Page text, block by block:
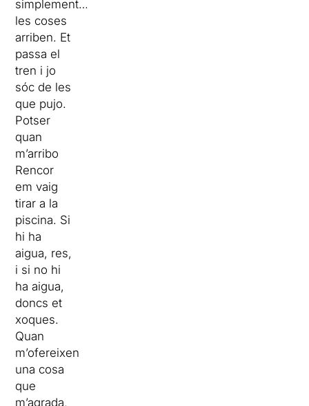
simplement…
les coses
arriben. Et
passa el
tren i jo
sóc de les
que pujo.
Potser
quan
m’arribo
Rencor
em vaig
tirar a la
piscina. Si
hi ha
aigua, res,
i si no hi
ha aigua,
doncs et
xoques.
Quan
m’ofereixen
una cosa
que
m’agrada,